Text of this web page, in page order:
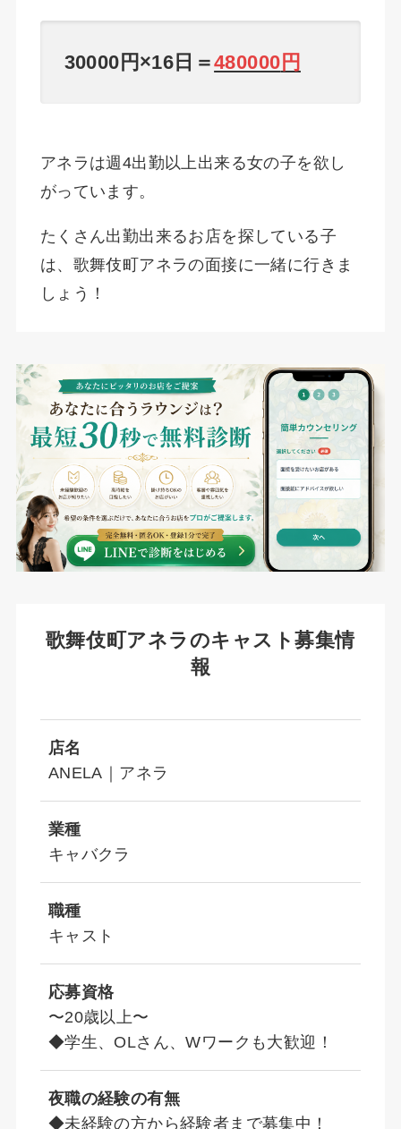
30000円×16日＝480000 円
アネラは週4出勤以上出来る女の子を欲し
がっています。
たくさん出勤出来るお店を探している子
は、歌舞伎町アネラの面接に一緒に行きま
しょう！
歌舞伎町アネラのキャスト募集情
報
店名
ANELA｜アネラ
業種
キャバクラ
職種
キャスト
応募資格
〜20歳以上〜
◆学生、OLさん、Wワークも大歓迎！
夜職の経験の有無
◆未経験の方から経験者まで募集中！